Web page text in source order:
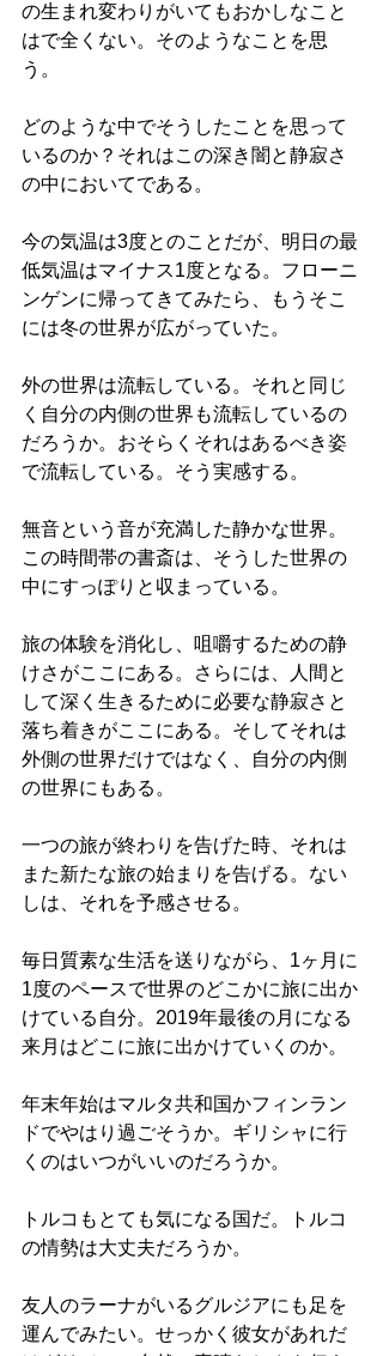
の生まれ変わりがいてもおかしなこと
はで全くない。そのようなことを思
う。
どのような中でそうしたことを思って
いるのか？それはこの深き闇と静寂さ
の中においてである。
今の気温は3度とのことだが、明日の最
低気温はマイナス1度となる。フローニ
ンゲンに帰ってきてみたら、もうそこ
には冬の世界が広がっていた。
外の世界は流転している。それと同じ
く自分の内側の世界も流転しているの
だろうか。おそらくそれはあるべき姿
で流転している。そう実感する。
無音という音が充満した静かな世界。
この時間帯の書斎は、そうした世界の
中にすっぽりと収まっている。
旅の体験を消化し、咀嚼するための静
けさがここにある。さらには、人間と
して深く生きるために必要な静寂さと
落ち着きがここにある。そしてそれは
外側の世界だけではなく、自分の内側
の世界にもある。
一つの旅が終わりを告げた時、それは
また新たな旅の始まりを告げる。ない
しは、それを予感させる。
毎日質素な生活を送りながら、1ヶ月に
1度のペースで世界のどこかに旅に出か
けている自分。2019年最後の月になる
来月はどこに旅に出かけていくのか。
年末年始はマルタ共和国かフィンラン
ドでやはり過ごそうか。ギリシャに行
くのはいつがいいのだろうか。
トルコもとても気になる国だ。トルコ
の情勢は大丈夫だろうか。
友人のラーナがいるグルジアにも足を
運んでみたい。せっかく彼女があれだ